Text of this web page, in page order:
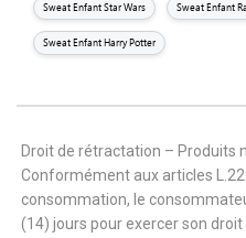
Sweat Enfant Star Wars Sweat Enfant
Sweat Enfant Harry Potter
Droit de rétractation – Produits
Conformément aux articles
consommation, le
(14) jours pour exercer son